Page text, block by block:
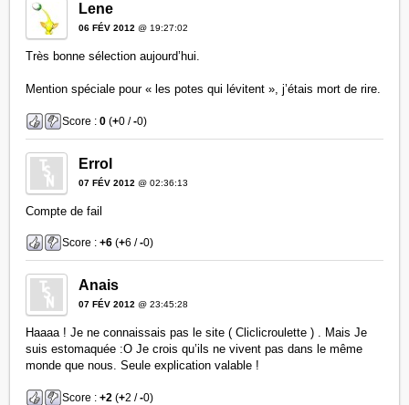
Lene
06 FÉV 2012 @ 19:27:02
Très bonne sélection aujourd’hui.
Mention spéciale pour « les potes qui lévitent », j’étais mort de rire.
Score :0 (+0 /-0)
Errol
07 FÉV 2012 @ 02:36:13
Compte de fail
Score :+6 (+6 /-0)
Anais
07 FÉV 2012 @ 23:45:28
Haaaa ! Je ne connaissais pas le site ( Cliclicroulette ) . Mais Je
suis estomaquée :O Je crois qu’ils ne vivent pas dans le même
monde que nous. Seule explication valable !
Score :+2 (+2 /-0)